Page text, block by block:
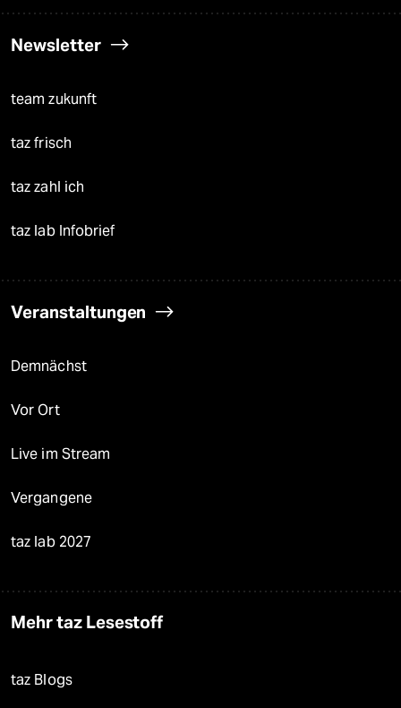
Newsletter
team zukunft
taz frisch
taz zahl ich
taz lab Infobrief
Veranstaltungen
Demnächst
Vor Ort
Live im Stream
Vergangene
taz lab 2027
Mehr taz Lesestoff
taz Blogs